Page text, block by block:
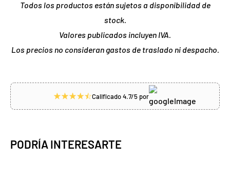
Todos los productos están sujetos a disponibilidad de
stock.
Valores publicados incluyen IVA.
Los precios no consideran gastos de traslado ni despacho.
Calificado 4.7/5 por
PODRÍA INTERESARTE